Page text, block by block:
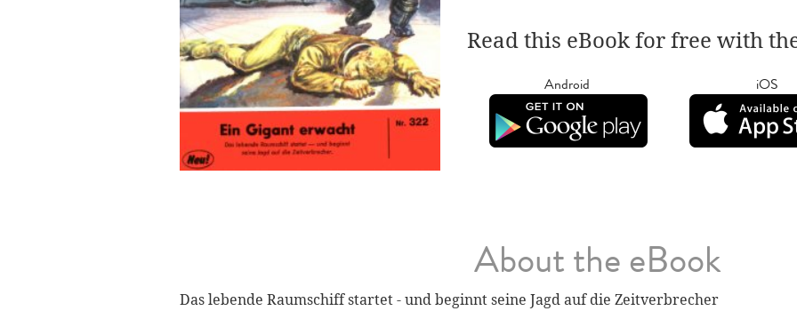
Read this eBook for free with
Android iOS
About the eBook
Das lebende Raumschiff startet - und beginnt seine Jagd auf die Zeitverbrecher